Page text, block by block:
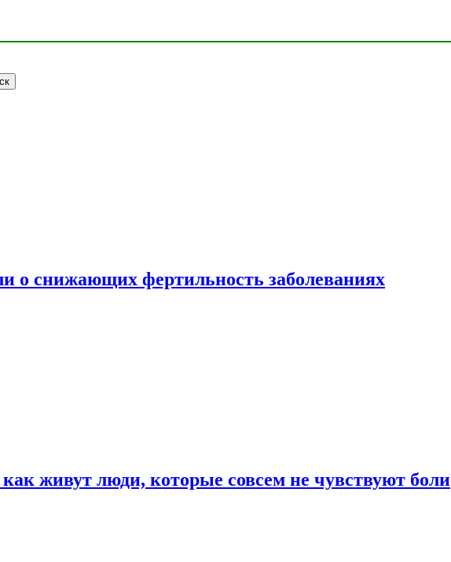
о снижающих фертильность заболеваниях
живут люди, которые совсем не чувствуют боли